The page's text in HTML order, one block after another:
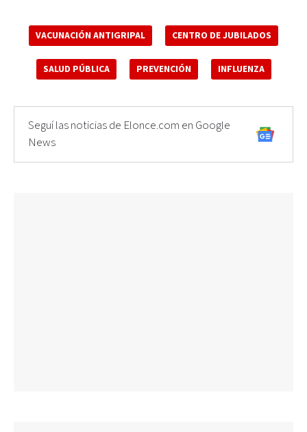
VACUNACIÓN ANTIGRIPAL CENTRO DE JUBILADOS
SALUD PÚBLICA PREVENCIÓN INFLUENZA
Seguí las noticias de Elonce.com en Google
News